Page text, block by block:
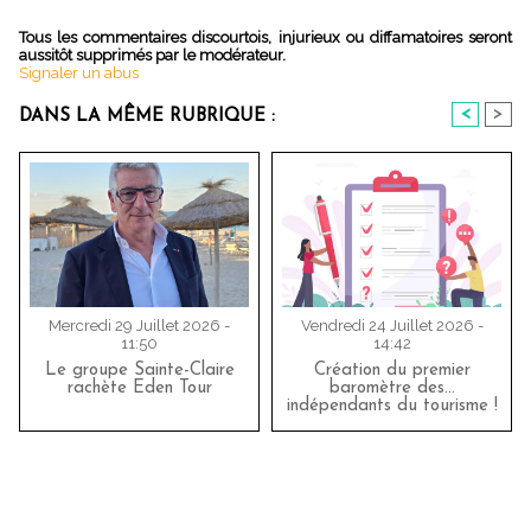
Tous les commentaires discourtois, injurieux ou diffamatoires seront
aussitôt supprimés par le modérateur.
Signaler un abus
DANS LA MÊME RUBRIQUE : < >
Mercredi 29 Juillet 2026 -
11:50
Le groupe Sainte-Claire
rachète Eden Tour
Vendredi 24 Juillet 2026 -
14:42
Création du premier
baromètre des…
indépendants du tourisme !